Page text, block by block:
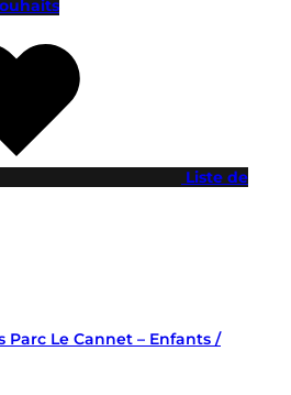
Liste de
Parc Le Cannet – Enfants /